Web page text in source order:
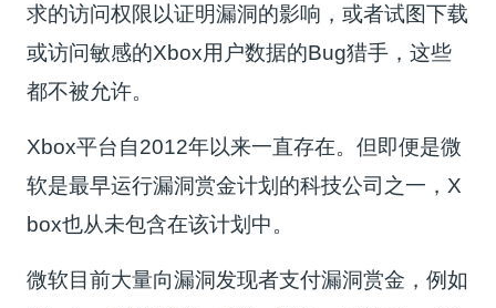
求的访问权限以证明漏洞的影响，或者试图下载
或访问敏感的Xbox用户数据的Bug猎手，这些
都不被允许。
Xbox平台自2012年以来一直存在。但即便是微
软是最早运行漏洞赏金计划的科技公司之一，X
box也从未包含在该计划中。
微软目前大量向漏洞发现者支付漏洞赏金，例如